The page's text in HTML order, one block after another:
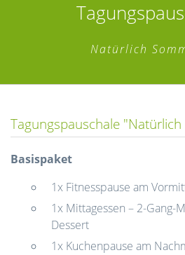
Natürlich
Tagungspauschale
Basispaket
1x Fitnesspause am
1x Mittagessen – 2-Gang-
Dessert
1x Kuchenpause am